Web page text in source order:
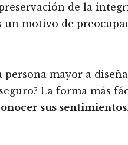
de la
un motivo de
persona mayor a
La forma más
sus sentimientos